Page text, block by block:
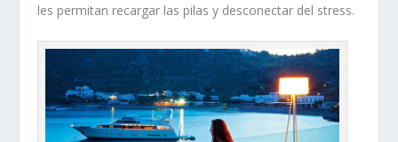
les permitan recargar las pilas y desconectar del stress.